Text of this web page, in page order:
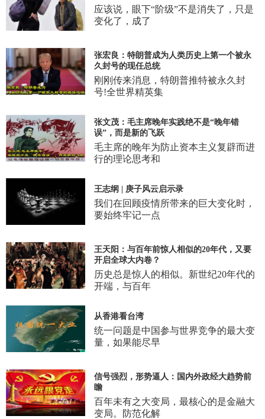
应该说，眼下“阶级”不是消失了，只是
变化了，成了
张宏良：特朗普成为人类历史上第一个被永
久封号的现任总统
刚刚传来消息，特朗普推特被永久封
号!全世界精英集
张文茂：毛主席晚年实践绝不是“晚年错
误”，而是新的飞跃
毛主席的晚年为防止资本主义复辟而进
行的理论思考和
王志纲 | 庚子风云启示录
我们在回顾疫情所带来的巨大变化时，
要始终牢记一点
王天阳：与百年前惊人相似的20年代，又要
开启全球大内卷？
历史总是惊人的相似。新世纪20年代的
开端，与百年
从香港看台湾
统一问题是中国参与世界竞争的最大变
量，如果能尽早
信号强烈，形势逼人：国内外政经大趋势前
瞻
百年未有之大变局，最核心的是金融大
变局。防范化解